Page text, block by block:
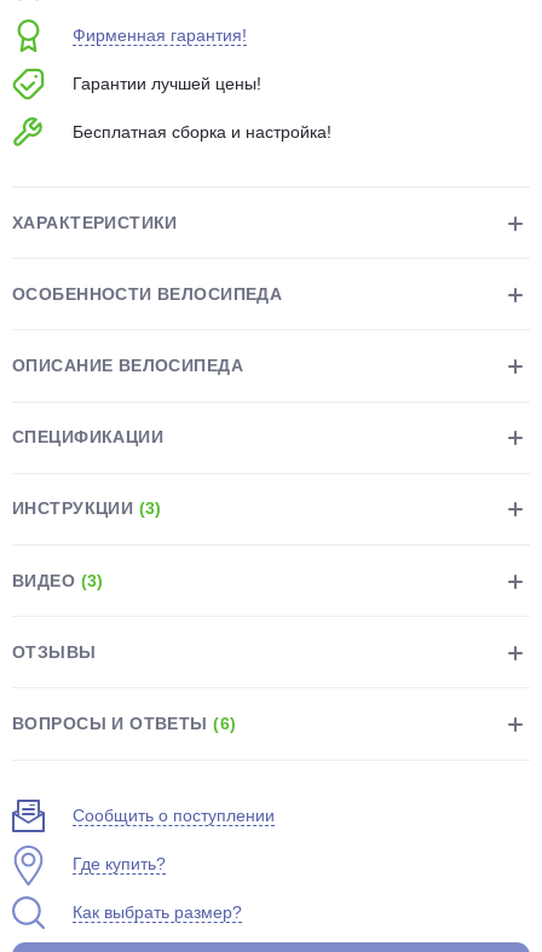
Фирменная гарантия!
Гарантии лучшей цены!
Бесплатная сборка и настройка!
ХАРАКТЕРИСТИКИ
ОСОБЕННОСТИ ВЕЛОСИПЕДА
ОПИСАНИЕ ВЕЛОСИПЕДА
СПЕЦИФИКАЦИИ
ИНСТРУКЦИИ (3)
ВИДЕО (3)
ОТЗЫВЫ
ВОПРОСЫ И ОТВЕТЫ(6)
Сообщить о поступлении
Где купить?
Как выбрать размер?
Остались вопросы?